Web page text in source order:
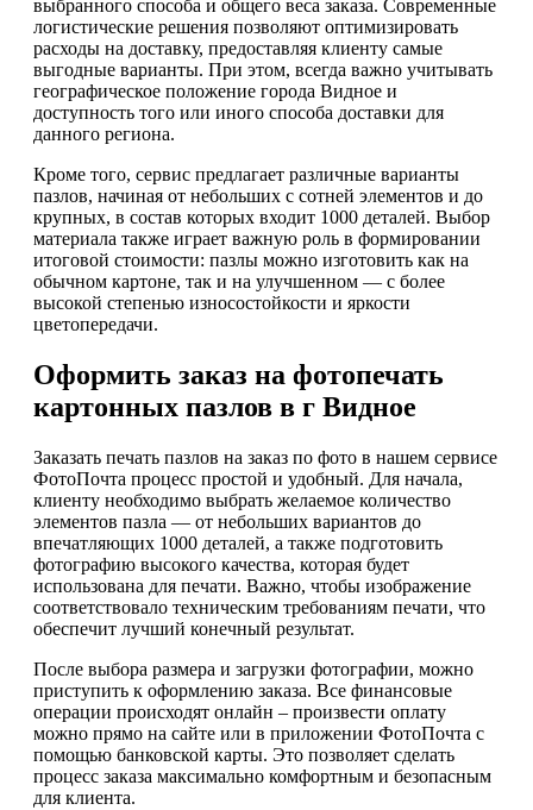
выбранного способа и общего веса заказа. Современные
логистические решения позволяют оптимизировать
расходы на доставку, предоставляя клиенту самые
выгодные варианты. При этом, всегда важно учитывать
географическое положение города Видное и
доступность того или иного способа доставки для
данного региона.
Кроме того, сервис предлагает различные варианты
пазлов, начиная от небольших с сотней элементов и до
крупных, в состав которых входит 1000 деталей. Выбор
материала также играет важную роль в формировании
итоговой стоимости: пазлы можно изготовить как на
обычном картоне, так и на улучшенном — с более
высокой степенью износостойкости и яркости
цветопередачи.
Оформить заказ на фотопечать
картонных пазлов в г Видное
Заказать печать пазлов на заказ по фото в нашем сервисе
ФотоПочта процесс простой и удобный. Для начала,
клиенту необходимо выбрать желаемое количество
элементов пазла — от небольших вариантов до
впечатляющих 1000 деталей, а также подготовить
фотографию высокого качества, которая будет
использована для печати. Важно, чтобы изображение
соответствовало техническим требованиям печати, что
обеспечит лучший конечный результат.
После выбора размера и загрузки фотографии, можно
приступить к оформлению заказа. Все финансовые
операции происходят онлайн – произвести оплату
можно прямо на сайте или в приложении ФотоПочта с
помощью банковской карты. Это позволяет сделать
процесс заказа максимально комфортным и безопасным
для клиента.